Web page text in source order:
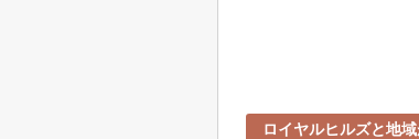
ロイヤルヒルズと地